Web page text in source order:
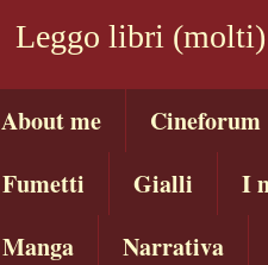
Leggo libri (molti)
About me Cineforum
Fumetti
Gialli I
Manga
Narrativa